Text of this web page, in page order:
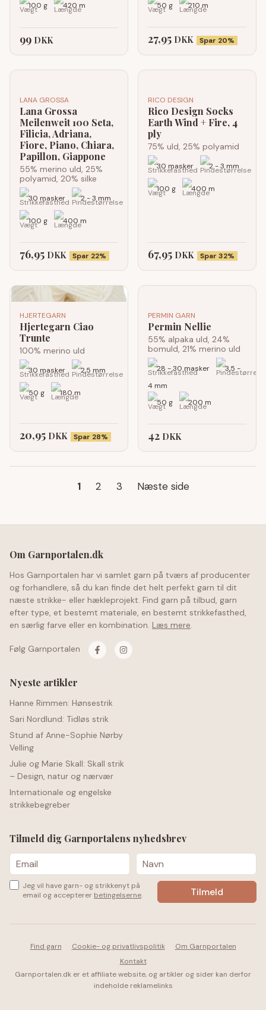
100 g 420 m
99 DKK
50 g
210 m
27,95 DKK Spar 20%
LANA GROSSA
Lana Grossa
Meilenweit 100 Seta,
Filicia, Adriana,
Fiore, Piano, Chiara,
Papillon, Giappone
55% merino uld, 25%
polyamid, 20% silke
30 masker 2 - 3 mm
100 g 400 m
76,95 DKK Spar 22%
RICO DESIGN
Rico Design Socks
Earth Wind + Fire, 4
ply
75% uld, 25% polyamid
30 masker 2 - 3 mm
100 g 400 m
67,95 DKK Spar 32%
HJERTEGARN
Hjertegarn Ciao
Trunte
100% merino uld
30 masker 2,5 mm
50 g 180 m
20,95 DKK Spar 28%
PERMIN GARN
Permin Nellie
55% alpaka uld, 24%
bomuld, 21% merino uld
28 - 30 masker
3,5 -
4 mm
50 g
200 m
42 DKK
1 2 3 Næste side
Om Garnportalen.dk
Hos Garnportalen har vi samlet garn på tværs af producenter
og forhandlere, så du kan finde det helt perfekt garn til dit
næste strikke- eller hækleprojekt. Find garn på tilbud, garn
efter type, et bestemt materiale, en bestemt strikkefasthed,
en særlig farve eller en kombination. Læs mere.
Følg Garnportalen
Nyeste artikler
Hanne Rimmen: Hønsestrik
Sari Nordlund: Tidløs strik
Stund af Anne-Sophie Nørby
Velling
Julie og Marie Skall: Skall strik
– Design, natur og nærvær
Internationale og engelske
strikkebegreber
Tilmeld dig Garnportalens nyhedsbrev
Jeg vil have garn- og strikkenyt på
email og accepterer betingelserne.
Find garn Cookie- og privatlivspolitik
Om Garnportalen
Kontakt
Garnportalen.dk er et affiliate website, og artikler og sider kan derfor
indeholde reklamelinks